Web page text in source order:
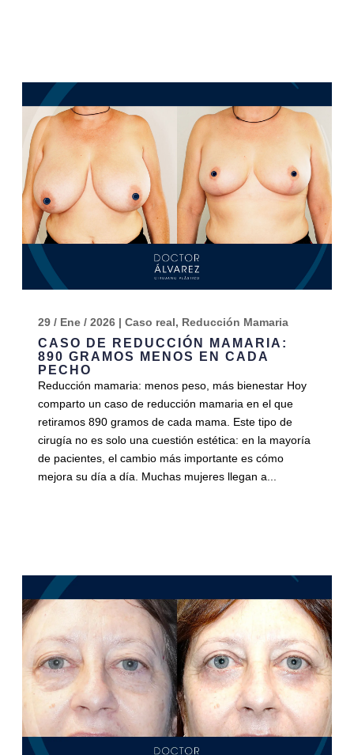
CASO DE REDUCCIÓN MAMARIA:
890 GRAMOS MENOS EN CADA
PECHO
29 / Ene / 2026| Caso real, Reducción Mamaria
Reducción mamaria: menos peso, más bienestar Hoy
comparto un caso de reducción mamaria en el que
retiramos 890 gramos de cada mama. Este tipo de
cirugía no es solo una cuestión estética: en la mayoría
de pacientes, el cambio más importante es cómo
mejora su día a día. Muchas mujeres llegan a...